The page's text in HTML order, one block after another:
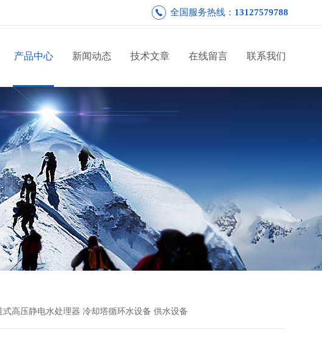
全国服务热线： 13127579788
产品中心 新闻动态 技术文章 在线留言 联系我们
式高压静电水处理器 冷却塔循环水设备 供水设备